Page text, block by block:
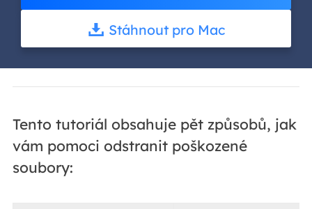
Stáhnout pro Mac
Tento tutoriál obsahuje pět způsobů, jak
vám pomoci odstranit poškozené
soubory: